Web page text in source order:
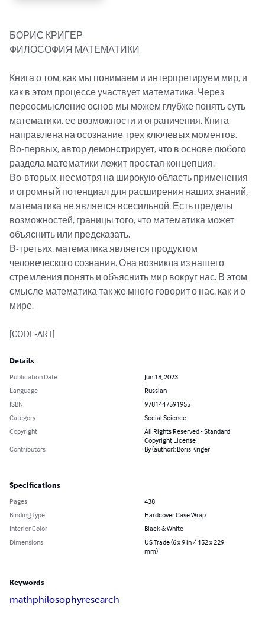
БОРИС КРИГЕР
ФИЛОСОФИЯ МАТЕМАТИКИ
Книга о том, как мы понимаем и интерпретируем мир, и
как в этом процессе участвует математика. Через
переосмысление основ мы можем глубже понять суть
математики, ее возможности и ограничения. Книга
направлена на осознание трех ключевых моментов.
Во-первых, автор демонстрирует, что в основе любого
раздела математики лежит простая концепция.
Во-вторых, несмотря на широкую область применения
и огромный потенциал для расширения наших знаний,
математика не является всесильной. Есть пределы
возможностей, границы того, что математика может
объяснить или предсказать.
В-третьих, математика является продуктом
человеческого сознания. Она возникла из нашего
стремления понять и объяснить мир вокруг нас. В этом
смысле математика так же много говорит о нас, как и о
мире.
[CODE-ART]
Details
Publication Date
Jun 18, 2023
Language
Russian
ISBN
9781447591955
Category
Social Science
Copyright
All Rights Reserved - Standard
Copyright License
Contributors
By (author): Boris Kriger
Specifications
Pages
438
Binding Type
Hardcover Case Wrap
Interior Color
Black & White
Dimensions
US Trade (6 x 9 in / 152 x 229
mm)
Keywords
mathphilosophyresearch